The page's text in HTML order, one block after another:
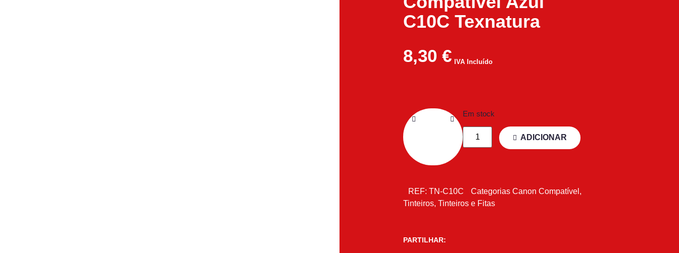
C10C Texnatura
8,30 € IVA Incluído
Em stock
ADICIONAR
REF: TN-C10C Categorias Canon Compatível ,
Tinteiros, Tinteiros e Fitas
PARTILHAR: